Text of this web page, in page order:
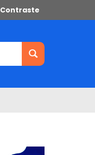
Contraste
Buscar